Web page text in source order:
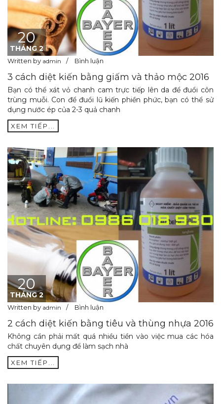
20
THÁNG 2
Written by admin Bình luận
3 cách diệt kiến bằng giấm và thảo mộc 2016
Bạn có thể xát vỏ chanh cam trực tiếp lên da để đuổi côn
trùng muỗi. Con để đuổi lũ kiến phiền phức, bạn có thể sử
dụng nước ép của 2-3 quả chanh
XEM TIẾP...
20
THÁNG 2
Written by admin Bình luận
2 cách diệt kiến bằng tiêu và thùng nhựa 2016
Không cần phải mất quá nhiều tiền vào việc mua các hóa
chất chuyên dụng để làm sạch nhà
XEM TIẾP...